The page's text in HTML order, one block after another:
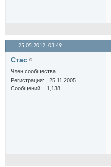
25.05.2012, 03:49
Стас
Член сообщества
Регистрация
25.11.2005
Сообщений
1,138